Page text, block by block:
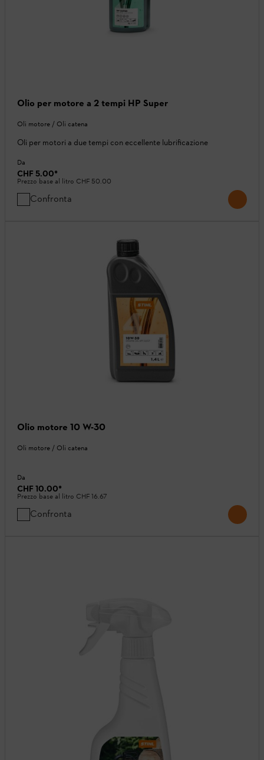
Olio per motore a 2 tempi HP Super
Oli motore / Oli catena
Oli per motori a due tempi con eccellente lubrificazione
Da
CHF 5.00*
Prezzo base al litro CHF 50.00
Confronta
Olio motore 10 W-30
Oli motore / Oli catena
Da
CHF 10.00*
Prezzo base al litro CHF 16.67
Confronta